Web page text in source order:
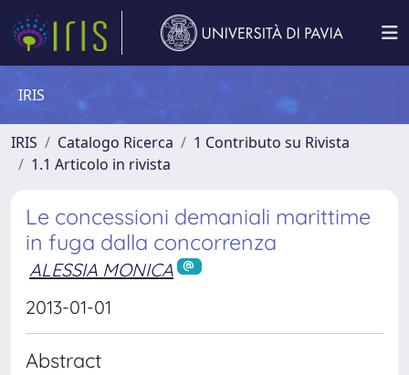
IRIS
IRIS Catalogo Ricerca
1 Contributo su Rivista
1.1 Articolo in rivista
Le concessioni demaniali marittime
in fuga dalla concorrenza
ALESSIA MONICA
2013-01-01
Abstract